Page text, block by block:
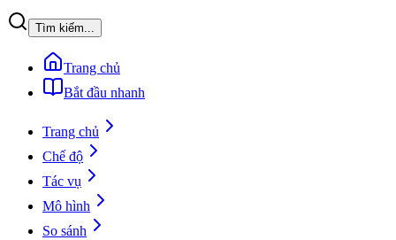
Tìm kiếm...
Trang chủ
Bắt đầu nhanh
Trang chủ
Chế độ
Tác vụ
Mô hình
So sánh